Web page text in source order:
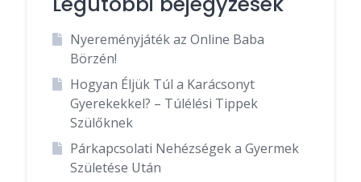
Nyereményjáték az Online Baba
Börzén!
Hogyan Éljük Túl a Karácsonyt
Gyerekekkel? – Túlélési Tippek
Szülőknek
Párkapcsolati Nehézségek a Gyermek
Születése Után